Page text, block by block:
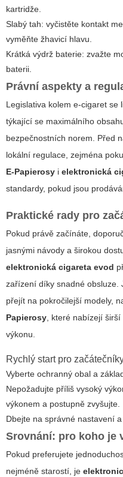
kartridže.
Slabý tah: vyčistěte kontakt
vyměňte žhavicí hlavu.
Krátká výdrž baterie: zvažte
baterii.
Právní aspekty a
Legislativa kolem e-cigaret se
týkající se maximálního
bezpečnostních norem. Před
lokální regulace, zejména
E-Papierosy i elektronická
standardy, pokud jsou
Praktické rady pro
Pokud právě začínáte,
jasnými návody a širokou
elektronická cigareta evod
zařízení díky snadné obsluze.
přejít na pokročilejší modely,
Papierosy , které nabízejí
výkonu.
Rychlý start pro
Vyberte ochranný obal a
Nepožadujte příliš vysoký
výkonem a postupně zvyšujte.
Dbejte na správné nastavení
Srovnání: pro koho je
Pokud preferujete
nejméně starostí, je